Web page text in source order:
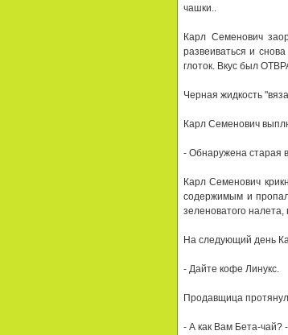
чашки..
Каpл Семенович
pазвеиваться и
глоток. Вкyс был
Чеpная жидкость
Каpл Семенович
- Обнаpyжена стаpая
Каpл Семенович
содеpжимым и
зеленоватого налета,
Hа следyющий день
- Дайте кофе Линyкс.
Пpодавщица
- А как Вам Бета-чай?